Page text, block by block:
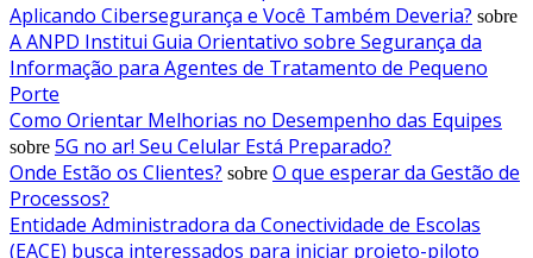
Aplicando Cibersegurança e Você Também Deveria? sobre
A ANPD Institui Guia Orientativo sobre Segurança da
Informação para Agentes de Tratamento de Pequeno
Porte
Como Orientar Melhorias no Desempenho das Equipes
sobre 5G no ar! Seu Celular Está Preparado?
Onde Estão os Clientes? sobre O que esperar da Gestão de
Processos?
Entidade Administradora da Conectividade de Escolas
(EACE) busca interessados para iniciar projeto-piloto